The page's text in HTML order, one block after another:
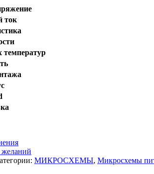
ток
температур
желаний
МИКРОСХЕМЫ, Микросхемы